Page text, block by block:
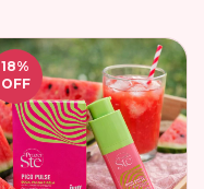
18%
OFF